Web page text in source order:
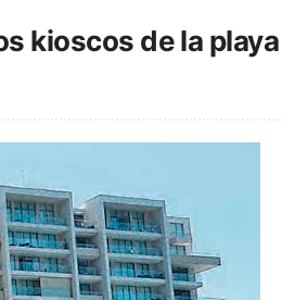
kioscos de la playa